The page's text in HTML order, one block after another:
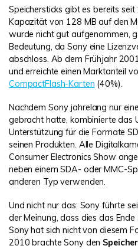
Speichersticks gibt es bereits
Kapazität von 128 MB auf den
wurde nicht gut aufgenommen,
Bedeutung, da Sony eine
abschloss. Ab dem Frühjahr
und erreichte einen Marktanteil
CompactFlash-Karten (40%).
Nachdem Sony jahrelang nur
gebracht hatte, kombinierte das
Unterstützung für die Formate
seinen Produkten. Alle
Consumer Electronics Show
neben einem SDA- oder MMC-
anderen Typ verwenden.
Und nicht nur das: Sony führte
der Meinung, dass dies das
Sony hat sich nicht von diesem
2010 brachte Sony den